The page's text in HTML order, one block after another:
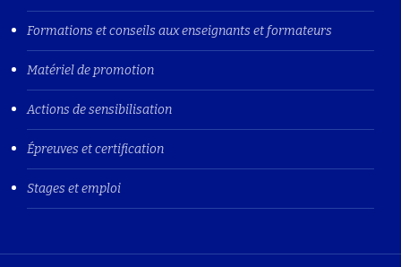
Formations et conseils aux enseignants et formateurs
Matériel de promotion
Actions de sensibilisation
Épreuves et certification
Stages et emploi